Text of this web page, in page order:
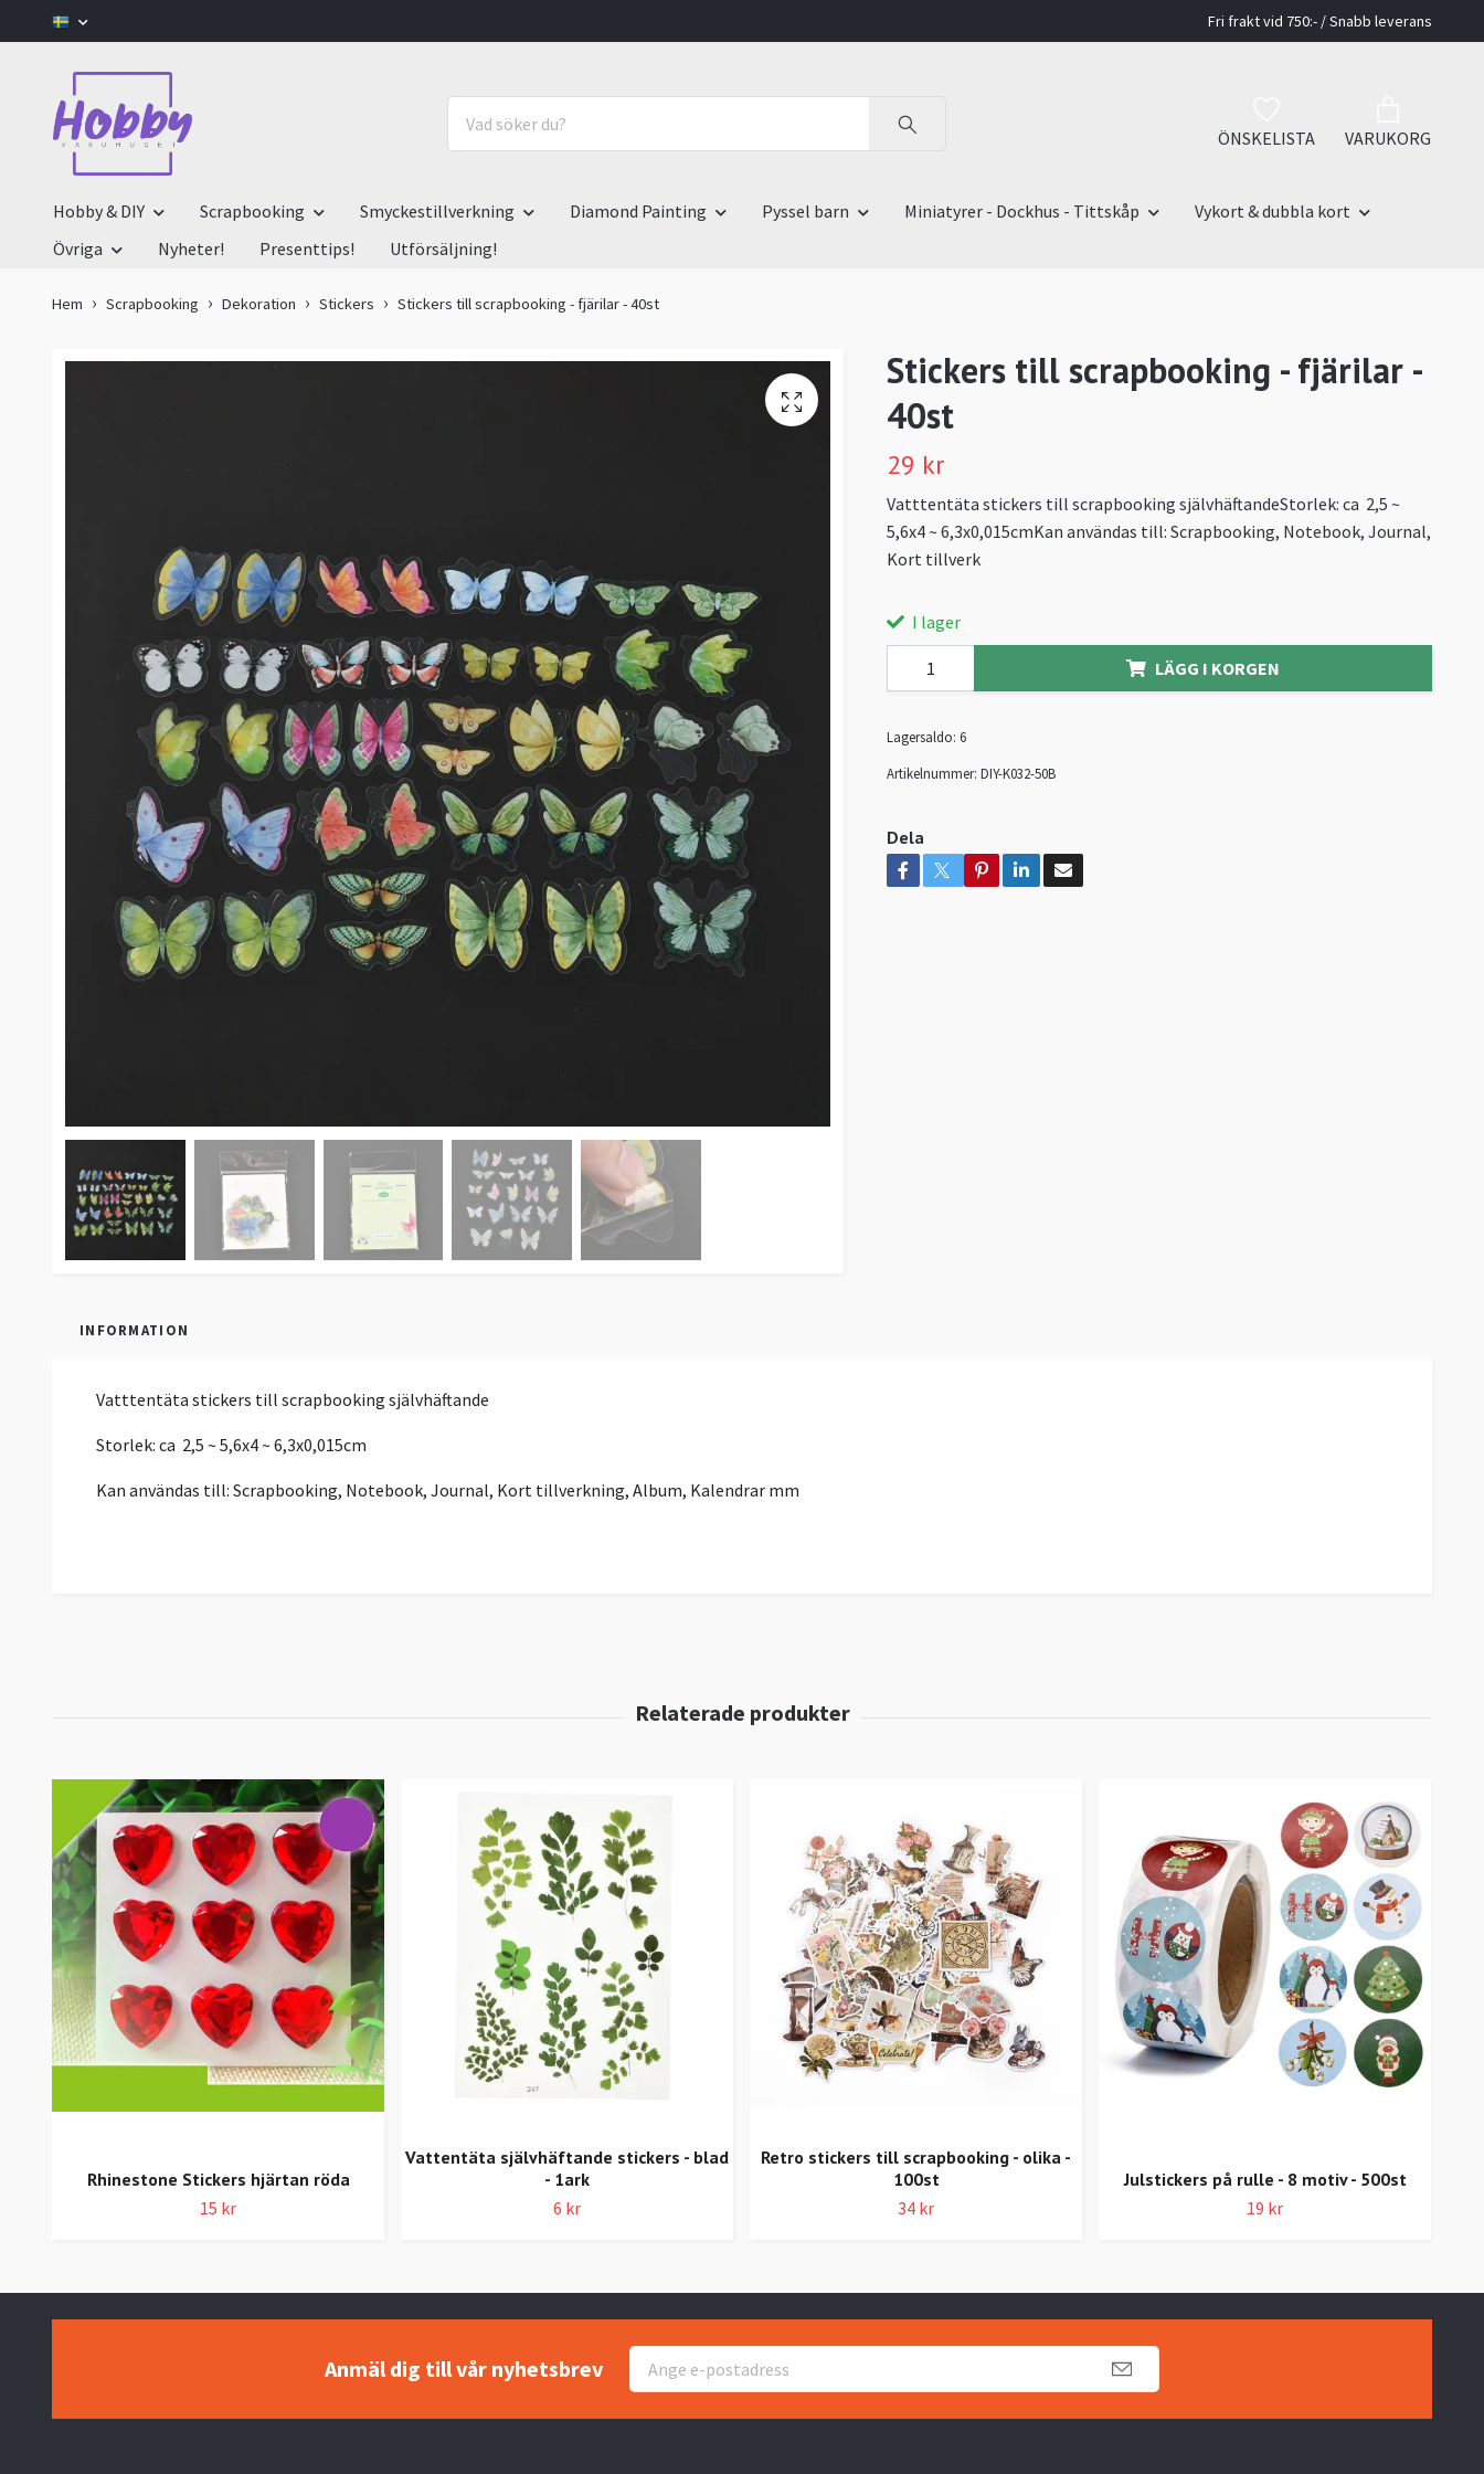
Fri frakt vid 750:- / Snabb leverans
ÖNSKELISTA VARUKORG
Hobby & DIY Scrapbooking Smyckestillverkning Diamond Painting Pyssel barn Miniatyrer - Dockhus - Tittskåp
Vykort & dubbla kort
Övriga
Nyheter! Presenttips! Utförsäljning!
Hem Scrapbooking Dekoration Stickers Stickers till scrapbooking - fjärilar - 40st
Stickers till scrapbooking - fjärilar -
40st
29 kr
Vatttentäta stickers till scrapbooking självhäftandeStorlek: ca 2,5 ~
5,6x4 ~ 6,3x0,015cmKan användas till: Scrapbooking, Notebook, Journal,
Kort tillverk
I lager
LÄGG I KORGEN
Lagersaldo: 6
Artikelnummer: DIY-K032-50B
Dela
INFORMATION
Vatttentäta stickers till scrapbooking självhäftande
Storlek: ca 2,5 ~ 5,6x4 ~ 6,3x0,015cm
Kan användas till: Scrapbooking, Notebook, Journal, Kort tillverkning, Album, Kalendrar mm
Rhinestone Stickers hjärtan röda
15 kr
Vattentäta självhäftande stickers - blad
- 1ark
6 kr
Retro stickers till scrapbooking - olika -
100st
34 kr
Julstickers på rulle - 8 motiv - 500st
19 kr
Anmäl dig till vår nyhetsbrev